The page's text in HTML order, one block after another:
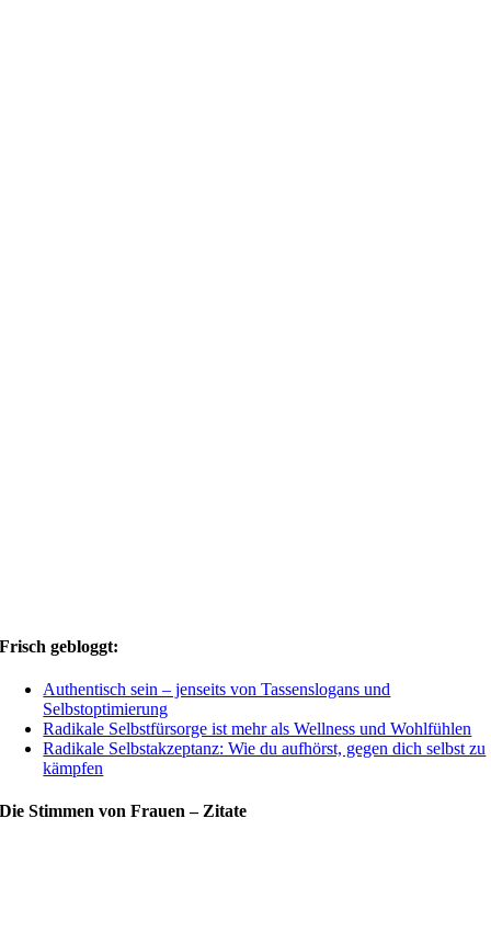
Frisch gebloggt:
Authentisch sein – jenseits von Tassenslogans und
Selbstoptimierung
Radikale Selbstfürsorge ist mehr als Wellness und Wohlfühlen
Radikale Selbstakzeptanz: Wie du aufhörst, gegen dich selbst zu
kämpfen
Die Stimmen von Frauen – Zitate